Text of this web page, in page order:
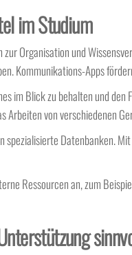
im Studium
Organisation und
Kommunikations-Apps
im Blick zu behalten und
Arbeiten von verschiedenen
Datenbanken.
Ressourcen an, zum